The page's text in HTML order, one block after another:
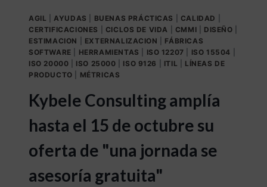
AGIL AYUDAS BUENAS PRÁCTICAS CALIDAD
CERTIFICACIONES
CICLOS DE VIDA CMMI DISEÑO
ESTIMACION
EXTERNALIZACION
FÁBRICAS
SOFTWARE
HERRAMIENTAS ISO 12207 ISO 15504
ISO 20000
ISO 25000 ISO 9126 ITIL
LÍNEAS DE
PRODUCTO
MÉTRICAS
Kybele Consulting amplía
hasta el 15 de octubre su
oferta de "una jornada se
asesoría gratuita"